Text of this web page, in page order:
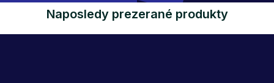
Naposledy prezerané produkty